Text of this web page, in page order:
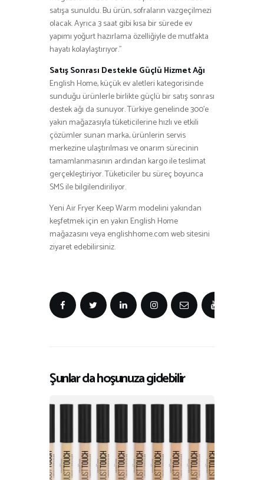
satışa sunuldu. Bu ürün, sofraların vazgeçilmezi
olacak. Ayrıca 3 saat gibi kısa bir sürede ev
yapımı yoğurt hazırlama özelliğiyle de mutfakta
hayatı kolaylaştırıyor.”
Satış Sonrası Destekle Güçlü Hizmet Ağı
English Home, küçük ev aletleri kategorisinde
sunduğu ürünlerle birlikte güçlü bir satış sonrası
destek ağı da sunuyor. Türkiye genelinde 300’e
yakın mağazasıyla tüketicilerine hızlı ve etkili
çözümler sunan marka, ürünlerin servis
merkezine ulaştırılması ve onarım sürecinin
tamamlanmasının ardından kargo ile teslimat
gerçekleştiriyor. Tüketiciler bu süreç boyunca
SMS ile bilgilendiriliyor.
Yeni Air Fryer Keep Warm modelini yakından
keşfetmek için en yakın English Home
mağazasını veya englishhome.com web sitesini
ziyaret edebilirsiniz.
Şunlar da hoşunuza gidebilir